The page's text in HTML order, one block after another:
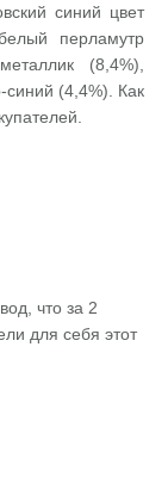
синий цвет
перламутр
(8,4%),
(4,4%). Как
что за 2
для себя этот